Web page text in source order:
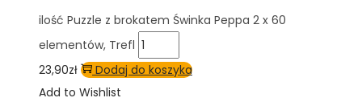
ilość Puzzle z brokatem Świnka Peppa 2 x 60
elementów, Trefl
23,90zł
Dodaj do koszyka
Add to Wishlist